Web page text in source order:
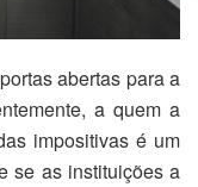
abertas para a
a quem a
impositivas é um
se as instituições a